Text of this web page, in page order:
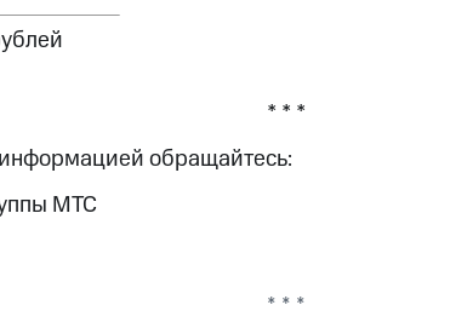
* * *
обращайтесь:
МТС
* * *